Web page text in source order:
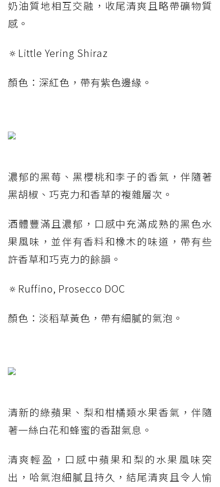
奶油質地相互交融，收尾清爽且略帶礦物質
感。
🔅Little Yering Shiraz
顏色：深紅色，帶有紫色邊緣。
濃郁的黑莓、黑櫻桃和李子的香氣，伴隨著
黑胡椒、巧克力和香草的複雜層次。
酒體豐滿且濃郁，口感中充滿成熟的黑色水
果風味，並伴有香料和橡木的味道，帶有些
許香草和巧克力的餘韻。
🔅Ruffino, Prosecco DOC
顏色：淡稻草黃色，帶有細膩的氣泡。
清新的綠蘋果、梨和柑橘類水果香氣，伴隨
著一絲白花和蜂蜜的香甜氣息。
清爽輕盈，口感中蘋果和梨的水果風味突
出，哈氣泡細膩且持久，結尾清爽且令人愉